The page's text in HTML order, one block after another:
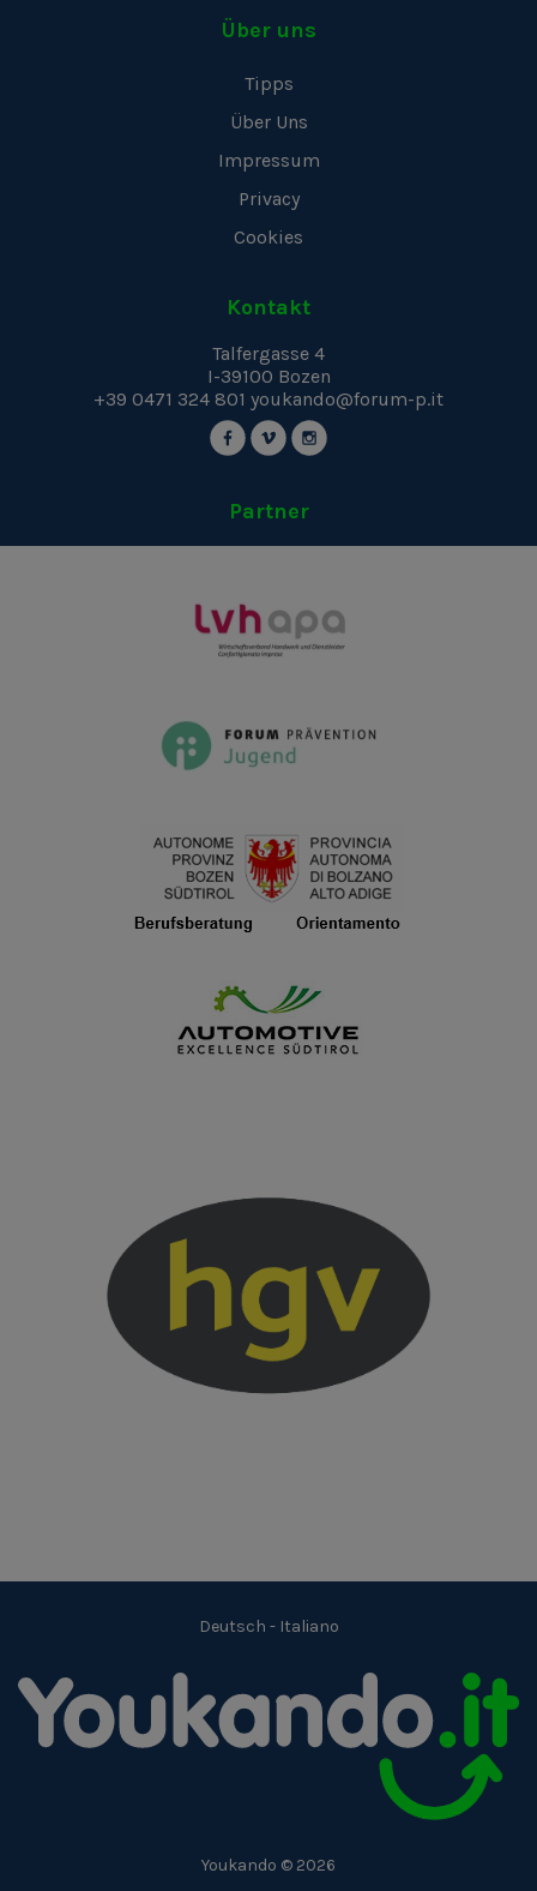
Über uns
Tipps
Über Uns
Impressum
Privacy
Cookies
Kontakt
Talfergasse 4
I-39100 Bozen
+39 0471 324 801 youkando@forum-p.it
Partner
Deutsch - Italiano
Youkando © 2026